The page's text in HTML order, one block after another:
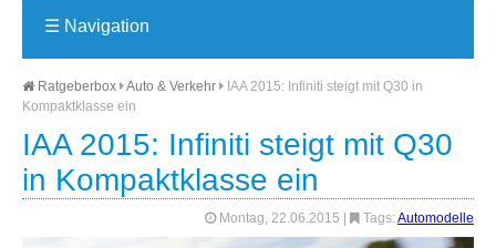
☰ Navigation
Ratgeberbox Auto & Verkehr
IAA 2015: Infiniti steigt mit Q30 in
Kompaktklasse ein
IAA 2015: Infiniti steigt mit Q30
in Kompaktklasse ein
Montag, 22.06.2015 Tags: Automodelle